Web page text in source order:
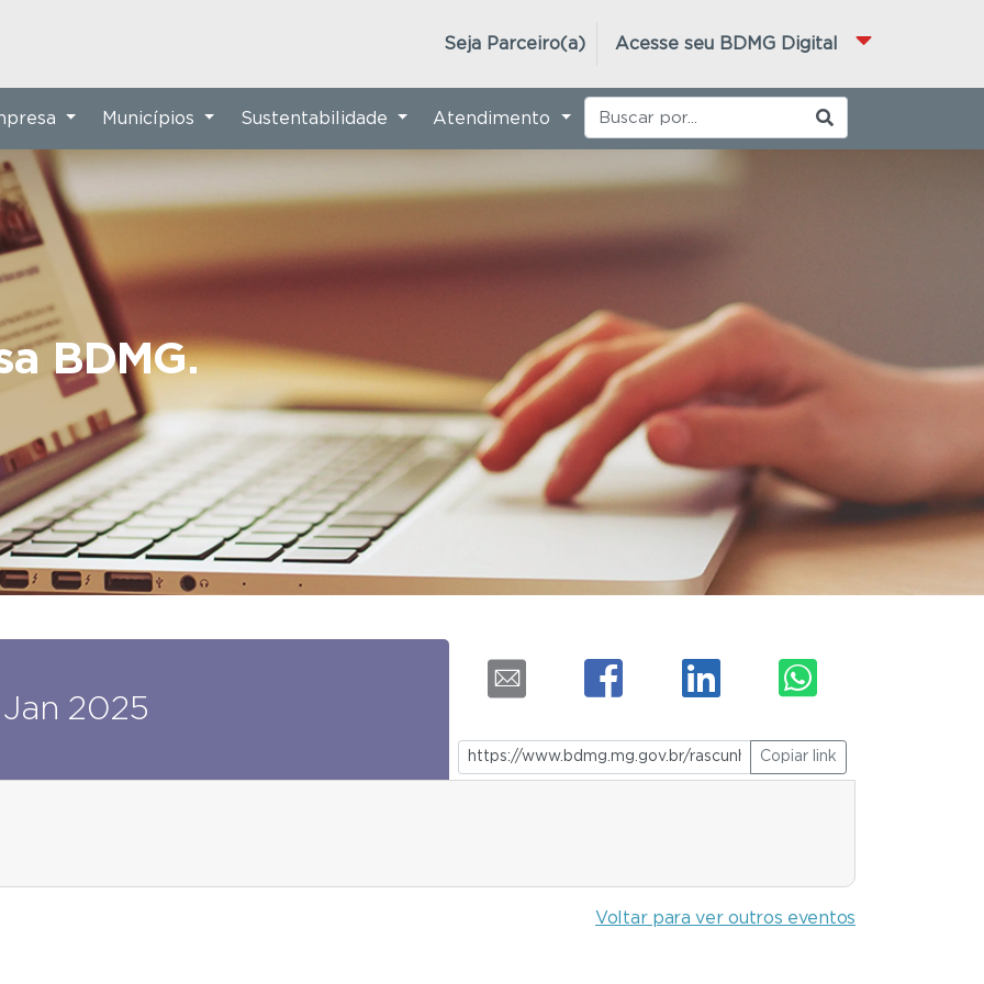
Acesse seu BDMG Digital
Seja Parceiro(a)
BDMG.
Municípios Sustentabilidade Atendimento
Jan 2025
Copiar link
Voltar para ver outros eventos